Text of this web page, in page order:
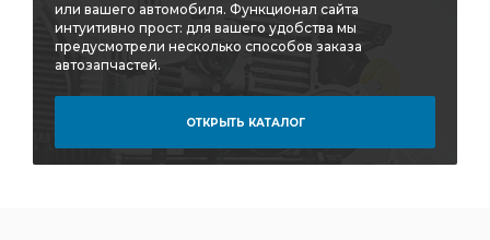
или вашего автомобиля. Функционал сайта
интуитивно прост: для вашего удобства мы
предусмотрели несколько способов заказа
автозапчастей.
ОТКРЫТЬ КАТАЛОГ